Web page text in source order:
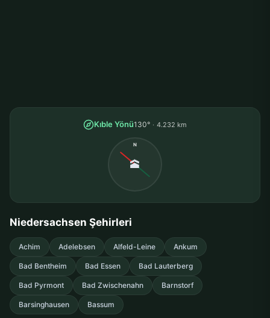
Kıble Yönü130° 4.232 km
N
🕋
Niedersachsen Şehirleri
Achim Adelebsen Alfeld-Leine Ankum
Bad Bentheim Bad Essen Bad Lauterberg
Bad Pyrmont Bad Zwischenahn Barnstorf
Barsinghausen Bassum